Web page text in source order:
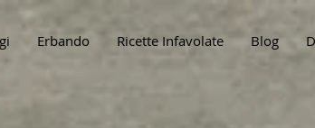
Erbando Ricette Infavolate Blog